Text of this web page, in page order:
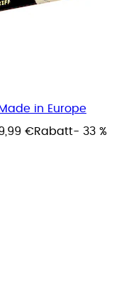
in Europe
€Rabatt- 33 %